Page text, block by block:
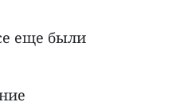
еще были